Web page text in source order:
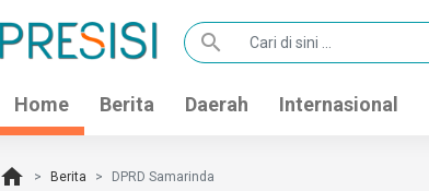
search
Home Berita Daerah Internasional
home Berita DPRD Samarinda